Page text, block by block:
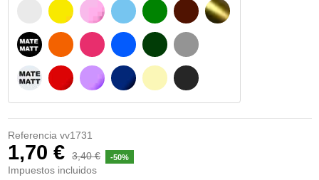
BLANCO
NEGRO MATE
BLANCO MATE
AMARILLO SENAL
NARANJA
ROJO
ROSA
FUCSIA
LILA
AZUL CIELO
AZUL
AZUL MARINO
VERDE
VERDE OSCURO
BEIGE
CHOCOLATE
GRIS
GRIS OSCURO
ORO
Referencia vv1731
1,70 € 3,40 € -50%
Impuestos incluidos